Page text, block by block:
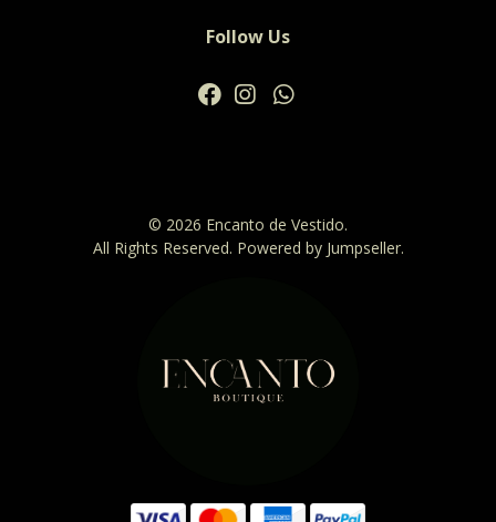
Follow Us
© 2026 Encanto de Vestido.
All Rights Reserved. Powered by Jumpseller.